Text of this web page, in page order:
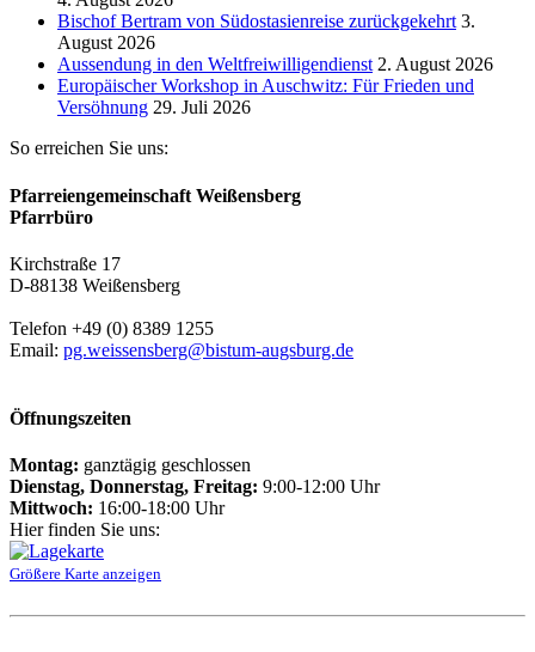
Bischof Bertram von Südostasienreise zurückgekehrt 3.
August 2026
Aussendung in den Weltfreiwilligendienst 2. August 2026
Europäischer Workshop in Auschwitz: Für Frieden und
Versöhnung 29. Juli 2026
So erreichen Sie uns:
Pfarreiengemeinschaft Weißensberg
Pfarrbüro
Kirchstraße 17
D-88138 Weißensberg
Telefon +49 (0) 8389 1255
Email: pg.weissensberg@bistum-augsburg.de
Öffnungszeiten
Montag: ganztägig geschlossen
Dienstag, Donnerstag, Freitag: 9:00-12:00 Uhr
Mittwoch: 16:00-18:00 Uhr
Hier finden Sie uns:
Größere Karte anzeigen